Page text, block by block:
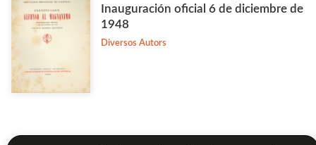
Inauguración oficial 6 de diciembre de
1948
Diversos Autors